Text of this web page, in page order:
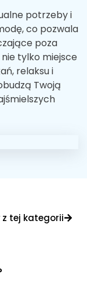
potrzeby i
co pozwala
poza
tylko miejsce
relaksu i
Twoją
z tej kategorii